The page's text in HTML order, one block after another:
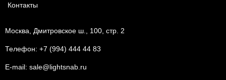
Контакты
Москва, Дмитровское ш., 100, стр. 2
Телефон: +7 (994) 444 44 83
E-mail: sale@lightsnab.ru